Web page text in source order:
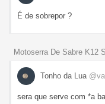
É de sobrepor ?
Motoserra De Sabre K12
Tonho da Lua
sera que serve com *a